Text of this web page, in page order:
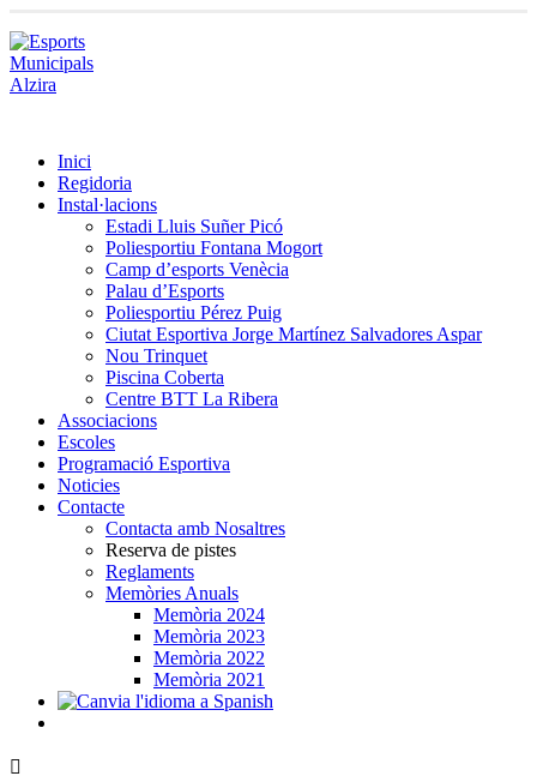
Inici
Regidoria
Instal·lacions
Estadi Lluis Suñer Picó
Poliesportiu Fontana Mogort
Camp d’esports Venècia
Palau d’Esports
Poliesportiu Pérez Puig
Ciutat Esportiva Jorge Martínez Salvadores Aspar
Nou Trinquet
Piscina Coberta
Centre BTT La Ribera
Associacions
Escoles
Programació Esportiva
Noticies
Contacte
Contacta amb Nosaltres
Reserva de pistes
Reglaments
Memòries Anuals
Memòria 2024
Memòria 2023
Memòria 2022
Memòria 2021